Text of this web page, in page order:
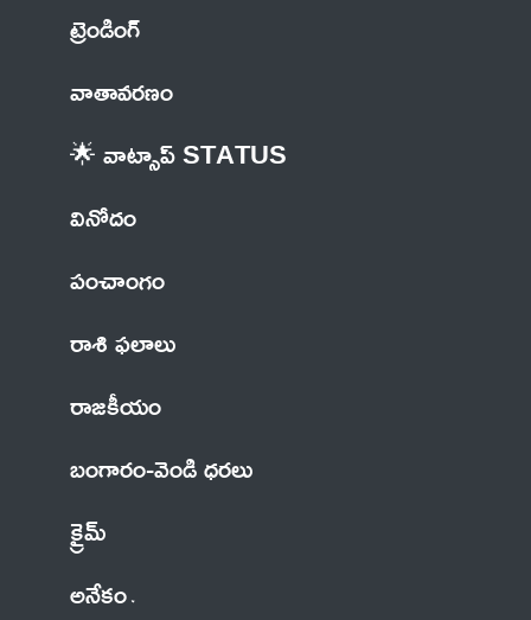
ట్రెండింగ్
వాతావరణం
🌟 వాట్సాప్ STATUS
వినోదం
పంచాంగం
రాశి ఫలాలు
రాజకీయం
బంగారం-వెండి ధరలు
క్రైమ్
అనేకం